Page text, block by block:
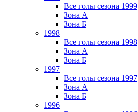
Все голы сезона 1999
Зона А
Зона Б
1998
Все голы сезона 1998
Зона А
Зона Б
1997
Все голы сезона 1997
Зона А
Зона Б
1996